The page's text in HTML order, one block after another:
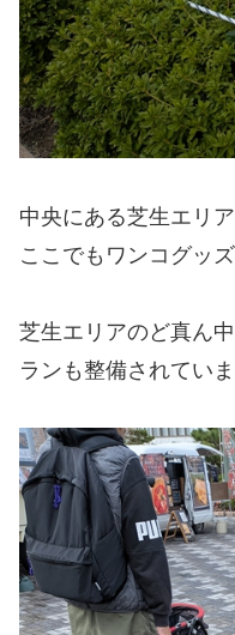
中央にある芝生エリ
ここでもワンコグッ
芝生エリアのど真ん
ランも整備されてい